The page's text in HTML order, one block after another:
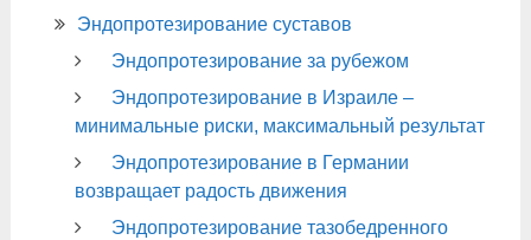
Эндопротезирование суставов
Эндопротезирование за рубежом
Эндопротезирование в Израиле –
минимальные риски, максимальный результат
Эндопротезирование в Германии
возвращает радость движения
Эндопротезирование тазобедренного